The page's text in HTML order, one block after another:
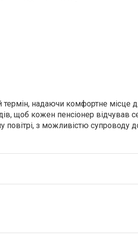
надаючи комфортне місце
щоб кожен пенсіонер відчував
повітрі, з можливістю супроводу